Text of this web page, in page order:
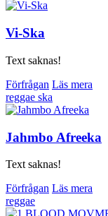
Vi-Ska
Text saknas!
Förfrågan Läs mera
reggae ska
Jahmbo Afreeka
Text saknas!
Förfrågan Läs mera
reggae